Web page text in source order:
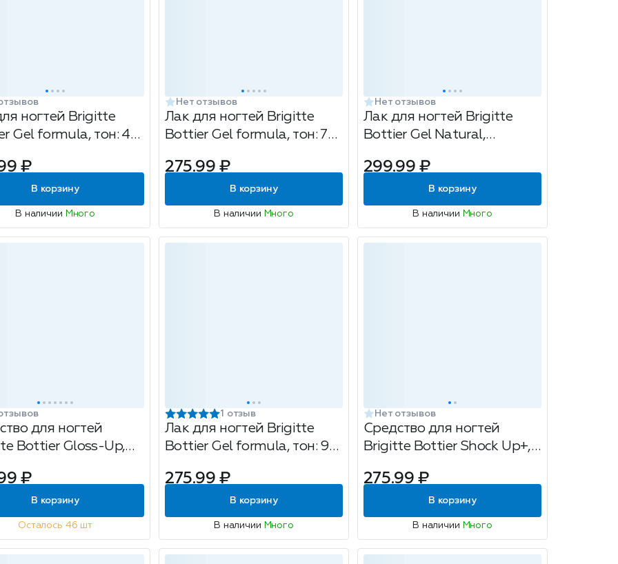
ногтей Brigitte
Gel formula, тон: 46
₽
В корзину
В наличии Много
Нет отзывов
Лак для ногтей Brigitte
Bottier Gel formula, тон: 76
12мл
275.99 ₽
В корзину
В наличии Много
Нет отзывов
Лак для ногтей Brigitte
Bottier Gel Natural,
гексаналем, тон: 01
жемчужный, 12мл
299.99 ₽
В корзину
В наличии Много
для ногтей
Bottier Gloss-Up,
₽
В корзину
Осталось 46 шт
1 отзыв
Лак для ногтей Brigitte
Bottier Gel formula, тон: 96
золотистым шиммером,
275.99 ₽
В корзину
В наличии Много
Нет отзывов
Средство для ногтей
Brigitte Bottier Shock Up+,
275.99 ₽
В корзину
В наличии Много